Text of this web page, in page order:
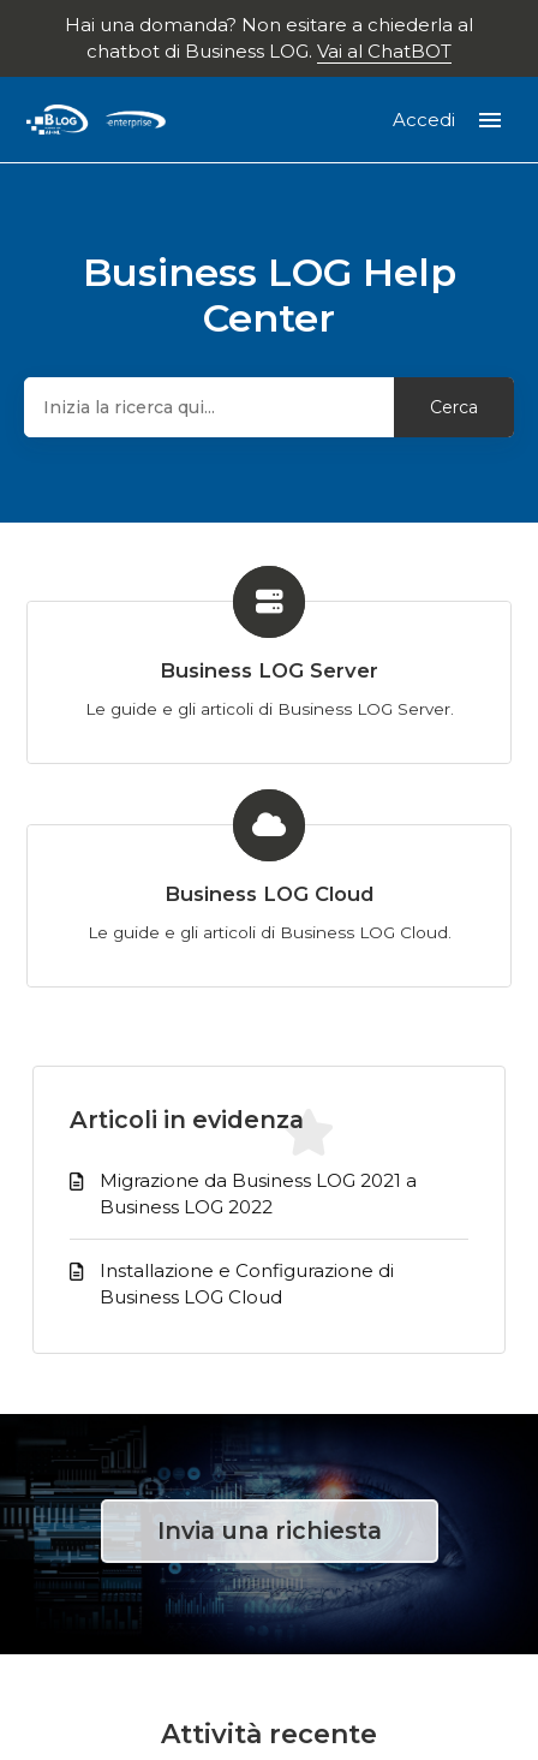
Hai una domanda? Non esitare a chiederla al
chatbot di Business LOG. Vai al ChatBOT
Accedi
RicercaBusiness LOG Help
Center
Business LOG Server
Le guide e gli articoli di Business LOG Server.
Business LOG Cloud
Le guide e gli articoli di Business LOG Cloud.
Articoli in evidenza
Migrazione da Business LOG 2021 a
Business LOG 2022
Installazione e Configurazione di
Business LOG Cloud
Invia una richiesta
Attività recente